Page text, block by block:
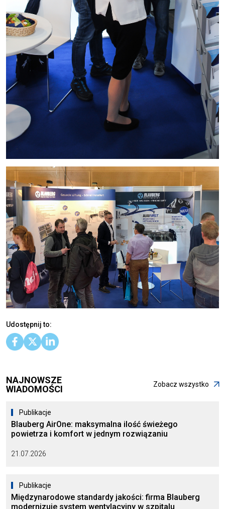
Udostępnij to:
NAJNOWSZE
WIADOMOŚCI
Zobacz wszystko
Publikacje
Blauberg AirOne: maksymalna ilość świeżego
powietrza i komfort w jednym rozwiązaniu
21.07.2026
Publikacje
Międzynarodowe standardy jakości: firma Blauberg
modernizuje system wentylacyjny w szpitalu